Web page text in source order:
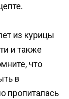
из курицы
и также
что
в
пропиталась